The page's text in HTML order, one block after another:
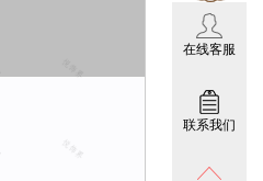
在线客服
联系我们